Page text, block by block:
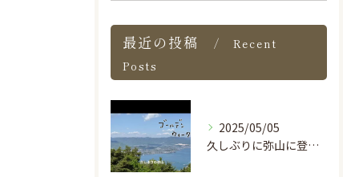
最近の投稿
Recent
Posts
2025/05/05
久しぶりに弥山に登った #マッサージ #もみほぐし #広島市...